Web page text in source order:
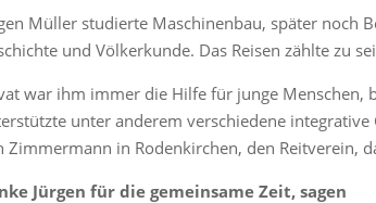
Müller studierte Maschinenbau, später noch
und Völkerkunde. Das Reisen zählte zu
war ihm immer die Hilfe für junge Menschen,
unter anderem verschiedene
Zimmermann in Rodenkirchen, den Reitverein,
Jürgen für die gemeinsame Zeit, sagen